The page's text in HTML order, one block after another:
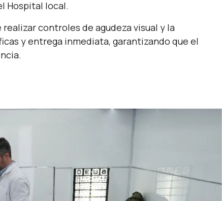
Hospital local.
controles de agudeza visual y la
y entrega inmediata, garantizando que el